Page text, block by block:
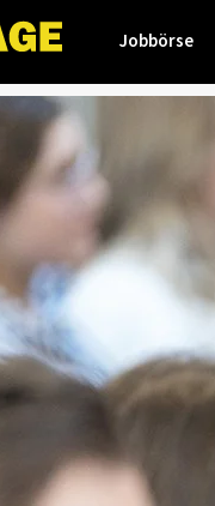
Jobbörse